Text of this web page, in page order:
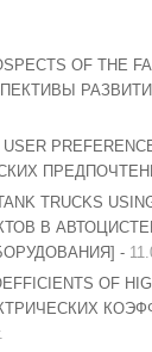
OF THE
USER
TRUCKS
В
-
OF